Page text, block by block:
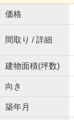
価格
間取り / 詳細
建物面積(坪数)
向き
築年月